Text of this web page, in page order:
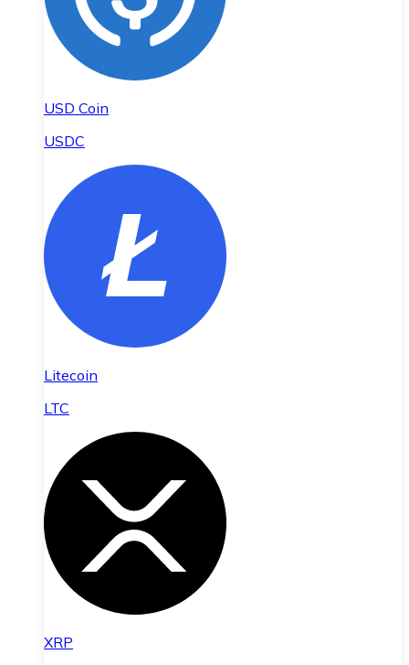
USD Coin
USDC
Litecoin
LTC
XRP